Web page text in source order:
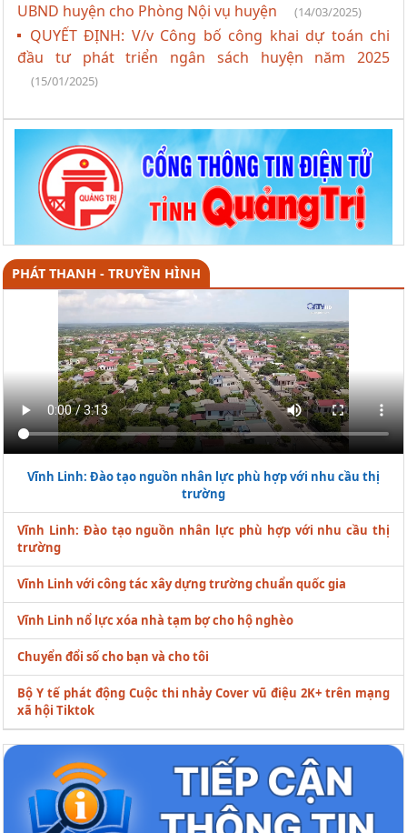
UBND huyện cho Phòng Nội vụ huyện
(14/03/2025)
QUYẾT ĐỊNH: V/v Công bố công khai dự toán chi
đầu tư phát triển ngân sách huyện năm 2025
(15/01/2025)
PHÁT THANH - TRUYỀN HÌNH
Vĩnh Linh: Đào tạo nguồn nhân lực phù hợp với nhu cầu thị
trường
Vĩnh Linh: Đào tạo nguồn nhân lực phù hợp với nhu cầu thị
trường
Vĩnh Linh với công tác xây dựng trường chuẩn quốc gia
Vĩnh Linh nổ lực xóa nhà tạm bợ cho hộ nghèo
Chuyển đổi số cho bạn và cho tôi
Bộ Y tế phát động Cuộc thi nhảy Cover vũ điệu 2K+ trên mạng
xã hội Tiktok